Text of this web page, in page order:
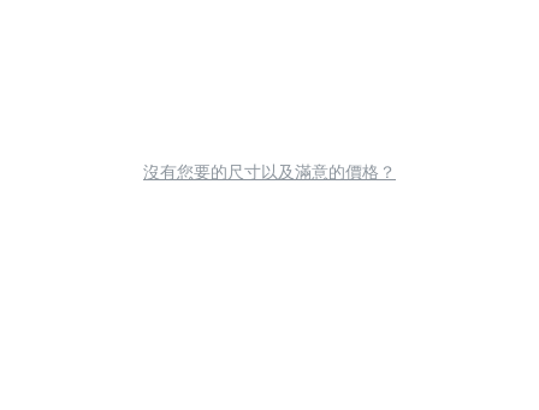
沒有您要的尺寸以及滿意的價格？